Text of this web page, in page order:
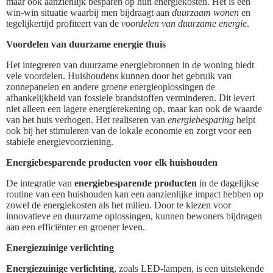
win-win situatie waarbij men bijdraagt aan duurzaam wonen en
tegelijkertijd profiteert van de voordelen van duurzame energie.
Voordelen van duurzame energie thuis
Het integreren van duurzame energiebronnen in de woning biedt
vele voordelen. Huishoudens kunnen door het gebruik van
zonnepanelen en andere groene energieoplossingen de
afhankelijkheid van fossiele brandstoffen verminderen. Dit levert
niet alleen een lagere energierekening op, maar kan ook de waarde
van het huis verhogen. Het realiseren van energiebesparing helpt
ook bij het stimuleren van de lokale economie en zorgt voor een
stabiele energievoorziening.
Energiebesparende producten voor elk huishouden
De integratie van energiebesparende producten in de dagelijkse
routine van een huishouden kan een aanzienlijke impact hebben op
zowel de energiekosten als het milieu. Door te kiezen voor
innovatieve en duurzame oplossingen, kunnen bewoners bijdragen
aan een efficiënter en groener leven.
Energiezuinige verlichting
Energiezuinige verlichting, zoals LED-lampen, is een uitstekende